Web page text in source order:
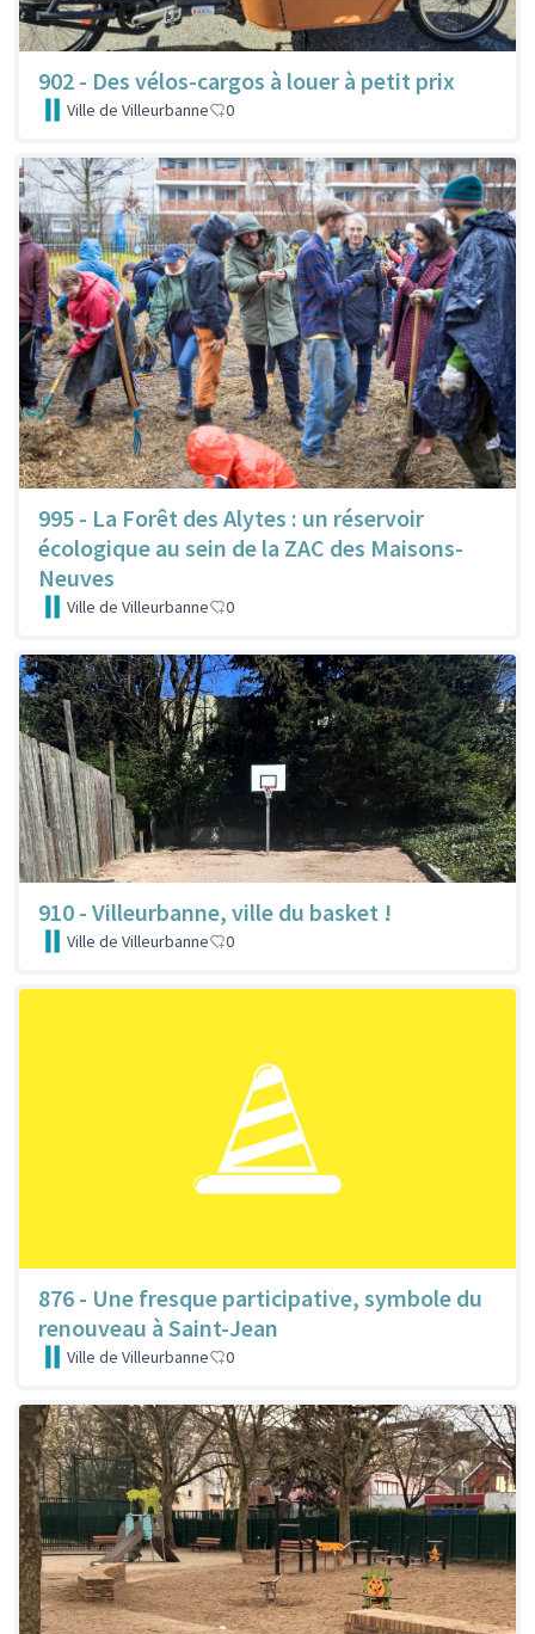
902 - Des vélos-cargos à louer à petit prix
Ville de Villeurbanne 0
995 - La Forêt des Alytes : un réservoir
écologique au sein de la ZAC des Maisons-
Neuves
Ville de Villeurbanne 0
910 - Villeurbanne, ville du basket !
Ville de Villeurbanne 0
876 - Une fresque participative, symbole du
renouveau à Saint-Jean
Ville de Villeurbanne 0